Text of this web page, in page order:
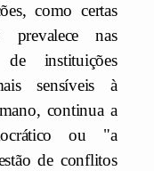
como certas
prevalece nas
instituições
sensíveis à
continua a
ou "a
de conflitos